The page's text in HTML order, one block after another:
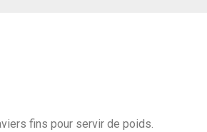
fins pour servir de poids.